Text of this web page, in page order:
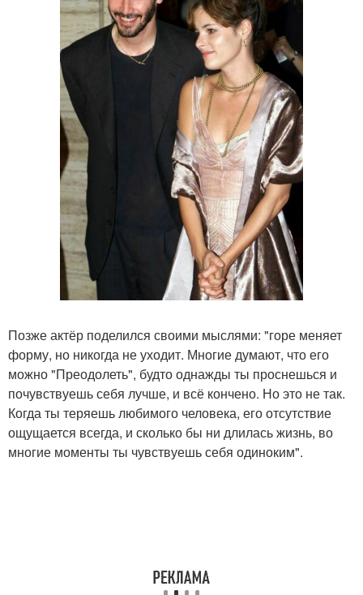
Позже актёр поделился своими мыслями: "горе меняет
форму, но никогда не уходит. Многие думают, что его
можно "Преодолеть", будто однажды ты проснешься и
почувствуешь себя лучше, и всё кончено. Но это не так.
Когда ты теряешь любимого человека, его отсутствие
ощущается всегда, и сколько бы ни длилась жизнь, во
многие моменты ты чувствуешь себя одиноким".